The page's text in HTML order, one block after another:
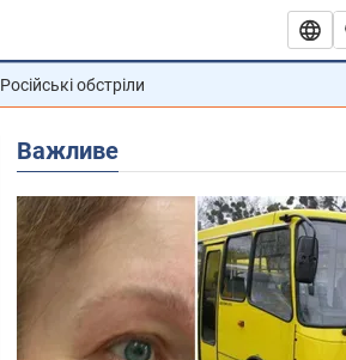
Російські обстріли
Важливе